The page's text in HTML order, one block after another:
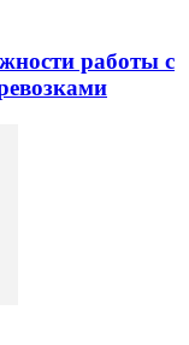
работы с